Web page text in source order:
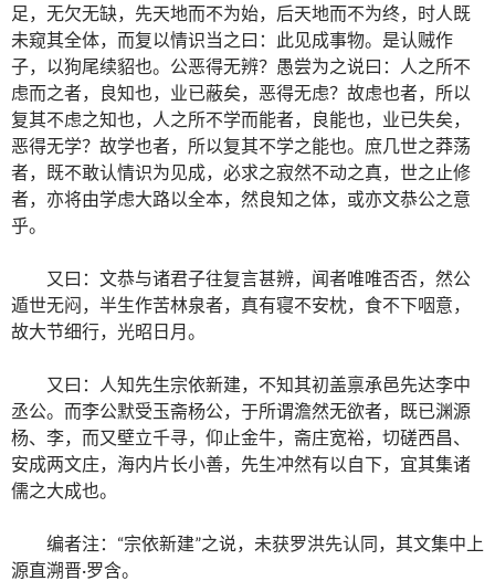
足，无欠无缺，先天地而不为始，后天地而不为终，时人既
未窥其全体，而复以情识当之曰：此见成事物。是认贼作
子，以狗尾续貂也。公恶得无辨？愚尝为之说曰：人之所不
虑而之者，良知也，业已蔽矣，恶得无虑？故虑也者，所以
复其不虑之知也，人之所不学而能者，良能也，业已失矣，
恶得无学？故学也者，所以复其不学之能也。庶几世之莽荡
者，既不敢认情识为见成，必求之寂然不动之真，世之止修
者，亦将由学虑大路以全本，然良知之体，或亦文恭公之意
乎。
又曰：文恭与诸君子往复言甚辨，闻者唯唯否否，然公
遁世无闷，半生作苦林泉者，真有寝不安枕，食不下咽意，
故大节细行，光昭日月。
又曰：人知先生宗依新建，不知其初盖禀承邑先达李中
丞公。而李公默受玉斋杨公，于所谓澹然无欲者，既已渊源
杨、李，而又壁立千寻，仰止金牛，斋庄宽裕，切磋西昌、
安成两文庄，海内片长小善，先生冲然有以自下，宜其集诸
儒之大成也。
编者注：“宗依新建”之说，未获罗洪先认同，其文集中上
源直溯晋·罗含。